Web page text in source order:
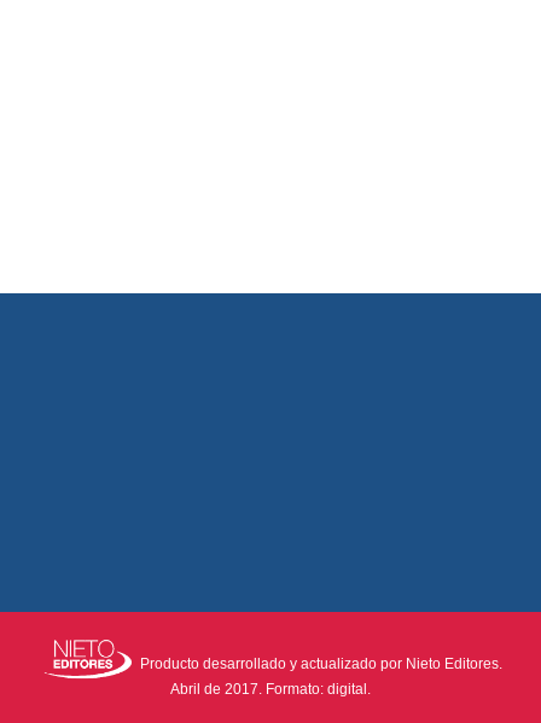
Producto desarrollado y actualizado por Nieto Editores.
Abril de 2017. Formato: digital.